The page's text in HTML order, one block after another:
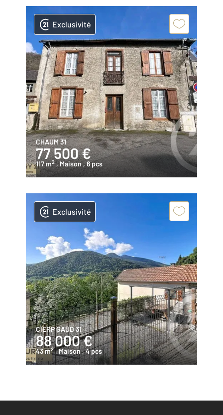
Exclusivité
CHAUM 31
77 500 €
117 m2 , Maison, 6 pcs
Exclusivité
CIERP GAUD 31
88 000 €
43 m2 , Maison, 4 pcs